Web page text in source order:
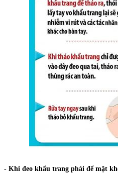
- Khi đeo khẩu trang phải để mặt